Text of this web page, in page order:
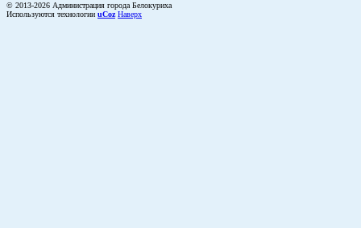
© 2013-2026 Администрация города Белокуриха
Используются технологии uCoz Наверх